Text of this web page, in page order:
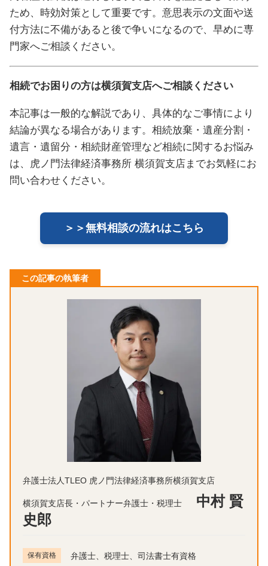
ため、時効対策として重要です。意思表示の文面や送
付方法に不備があると後で争いになるので、早めに専
門家へご相談ください。
相続でお困りの方は横須賀支店へご相談ください
本記事は一般的な解説であり、具体的なご事情により
結論が異なる場合があります。相続放棄・遺産分割・
遺言・遺留分・相続財産管理など相続に関するお悩み
は、虎ノ門法律経済事務所 横須賀支店までお気軽にお
問い合わせください。
＞＞無料相談の流れはこちら
この記事の執筆者
弁護士法人TLEO 虎ノ門法律経済事務所横須賀支店
横須賀支店長・パートナー弁護士・税理士
中村 賢
史郎
保有資格 弁護士、税理士、司法書士有資格